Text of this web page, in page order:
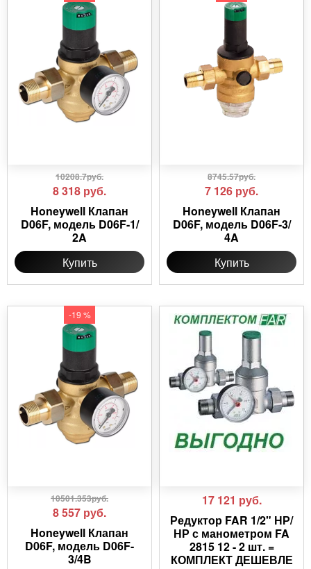
10208.7руб.
8 318 руб.
Honeywell Клапан
D06F, модель D06F-1/
2A
Купить
8745.57руб.
7 126 руб.
Honeywell Клапан
D06F, модель D06F-3/
4A
Купить
-19 %
10501.353руб.
8 557 руб.
Honeywell Клапан
D06F, модель D06F-
3/4B
17 121 руб.
Редуктор FAR 1/2" НР/
НР с манометром FA
2815 12 - 2 шт. =
КОМПЛЕКТ ДЕШЕВЛЕ